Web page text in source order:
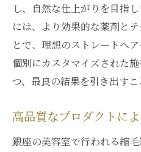
し、自然な仕上がりを目指
には、より効果的な薬剤と
とで、理想のストレートヘ
個別にカスタマイズされた
つ、最良の結果を引き出すこ
高品質なプロダクトに
銀座の美容室で行われる縮